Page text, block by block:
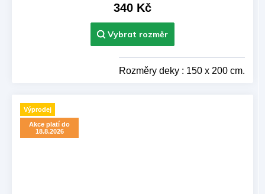
340 Kč
Rozměry deky : 150 x 200 cm.
Výprodej
Akce platí do
18.8.2026